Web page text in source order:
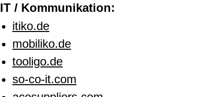
IT / Kommunikation:
itiko.de
mobiliko.de
tooligo.de
so-co-it.com